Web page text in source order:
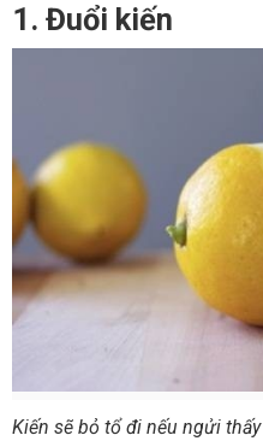
1. Đuổi kiến
Kiến sẽ bỏ tổ đi nếu ngửi